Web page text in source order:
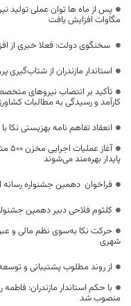
مگاوات افزایش یافت
سخنگوی دولت: فعلا خبری از
استاندار مازندران از شتاب‌گیری
تأکید بر انتصاب نیروهای
کارآمد و رسیدگی به مطالبات
انعقاد تفاهم نامه بهزیستی نکا
پایدار بهره‌مند می‌شوند
فراخوان دهمین جشنواره رسانه
کلثوم فلاحی دبیر دهمین
حرکت نکا به‌سوی نظم مالی و
شهری
از روند مطلوب پشتیبانی و
با حکم استاندار مازندران:
منصوب شد